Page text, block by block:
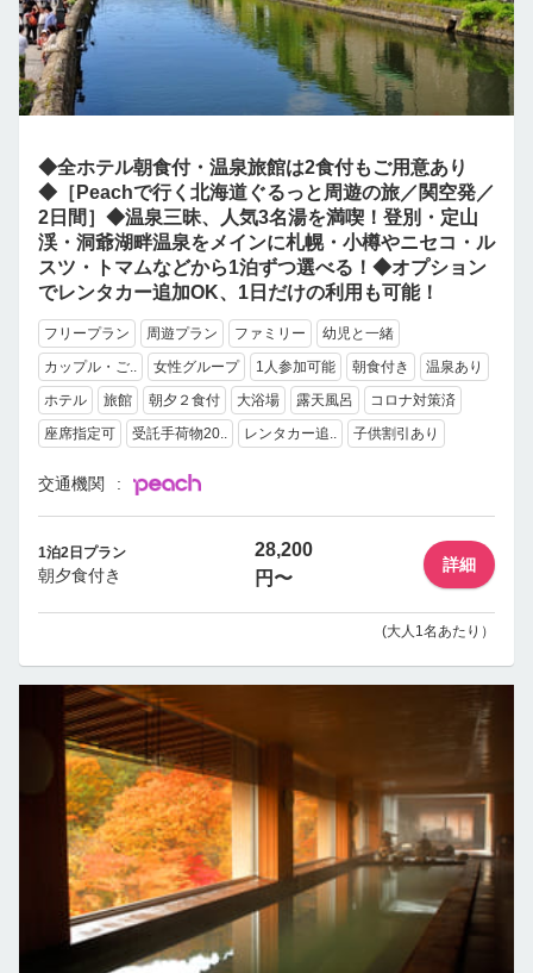
◆全ホテル朝食付・温泉旅館は2食付もご用意あり
◆［Peachで行く北海道ぐるっと周遊の旅／関空発／
2日間］◆温泉三昧、人気3名湯を満喫！登別・定山
渓・洞爺湖畔温泉をメインに札幌・小樽やニセコ・ル
スツ・トマムなどから1泊ずつ選べる！◆オプション
でレンタカー追加OK、1日だけの利用も可能！
フリープラン 周遊プラン ファミリー
幼児と一緒
カップル・ご..
女性グループ 1人参加可能 朝食付き
温泉あり
ホテル
旅館 朝夕２食付 大浴場 露天風呂
コロナ対策済
座席指定可
受託手荷物20.. レンタカー追.. 子供割引あり
交通機関
1泊2日プラン
朝夕食付き
28,200
円〜
詳細
(大人1名あたり）